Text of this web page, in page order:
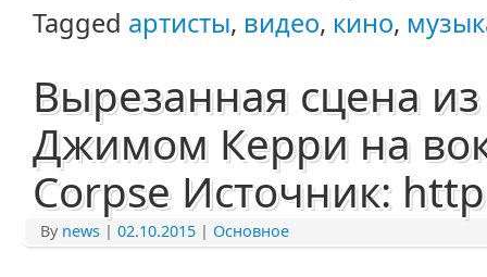
Tagged артисты, видео, кино,
Вырезанная сцена
Джимом Керри на
Corpse Источник:
By news | 02.10.2015 | Основное